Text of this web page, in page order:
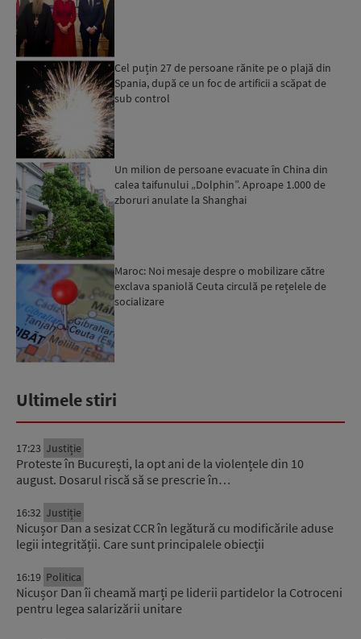
Cel puțin 27 de persoane rănite pe o plajă din
Spania, după ce un foc de artificii a scăpat de
sub control
Un milion de persoane evacuate în China din
calea taifunului „Dolphin”. Aproape 1.000 de
zboruri anulate la Shanghai
Maroc: Noi mesaje despre o mobilizare către
exclava spaniolă Ceuta circulă pe rețelele de
socializare
Ultimele stiri
17:23 Justiție
Proteste în București, la opt ani de la violențele din 10
august. Dosarul riscă să se prescrie în…
16:32 Justiție
Nicușor Dan a sesizat CCR în legătură cu modificările aduse
legii integrității. Care sunt principalele obiecții
16:19 Politica
Nicușor Dan îi cheamă marți pe liderii partidelor la Cotroceni
pentru legea salarizării unitare